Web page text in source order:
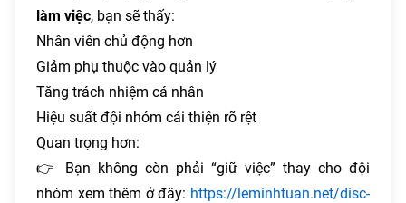
làm việc, bạn sẽ thấy:
Nhân viên chủ động hơn
Giảm phụ thuộc vào quản lý
Tăng trách nhiệm cá nhân
Hiệu suất đội nhóm cải thiện rõ rệt
Quan trọng hơn:
👉 Bạn không còn phải “giữ việc” thay cho đội
nhóm xem thêm ở đây: https://leminhtuan.net/disc-